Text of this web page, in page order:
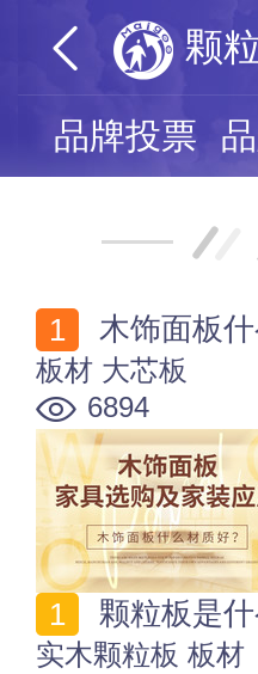
颗
品牌投票
木饰面板
板材 大芯板
6894
颗粒板是
实木颗粒板 板材